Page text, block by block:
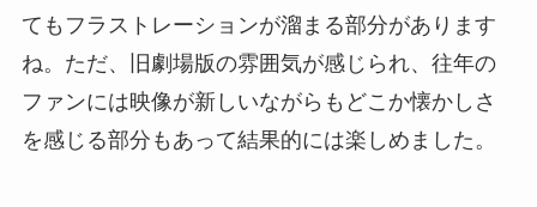
てもフラストレーションが溜まる部分があります
ね。ただ、旧劇場版の雰囲気が感じられ、往年の
ファンには映像が新しいながらもどこか懐かしさ
を感じる部分もあって結果的には楽しめました。